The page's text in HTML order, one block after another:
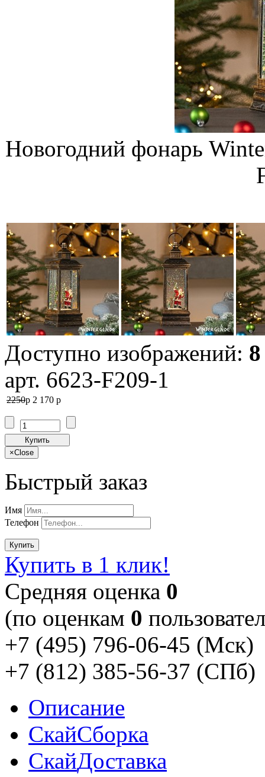
Новогодний фонарь
Доступно изображений: 8
арт. 6623-F209-1
2250p 2 170 p
Купить
×Close
Быстрый заказ
Имя
Телефон
Купить
Купить в 1 клик!
Cредняя оценка 0
(по оценкам 0
+7 (495) 796-06-45 (Мск)
+7 (812) 385-56-37 (СПб)
Описание
СкайСборка
СкайДоставка